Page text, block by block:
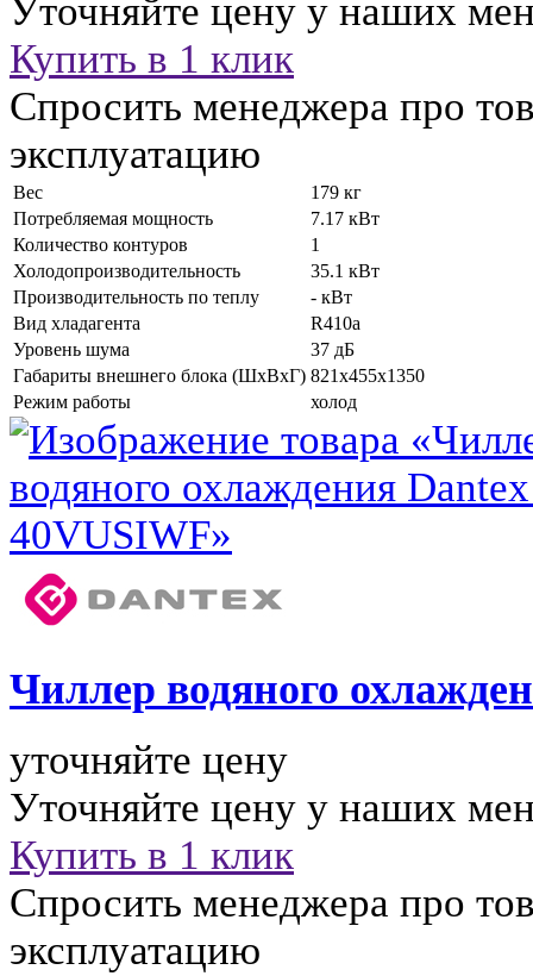
Уточняйте цену у наших
Купить в 1 клик
Спросить менеджера про
эксплуатацию
Вес
179 кг
Потребляемая мощность
7.17 кВт
Количество контуров
1
Холодопроизводительность
35.1 кВт
Производительность по теплу
- кВт
Вид хладагента
R410a
Уровень шума
37 дБ
Габариты внешнего блока (ШхВхГ) 821x455x1350
Режим работы
холод
Чиллер водяного
уточняйте цену
Уточняйте цену у наших
Купить в 1 клик
Спросить менеджера про
эксплуатацию